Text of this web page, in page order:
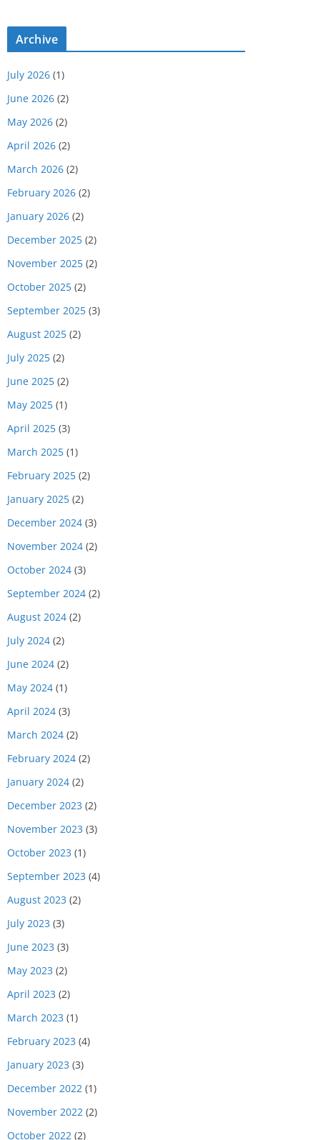
Archive
July 2026 (1)
June 2026 (2)
May 2026 (2)
April 2026 (2)
March 2026 (2)
February 2026 (2)
January 2026 (2)
December 2025 (2)
November 2025 (2)
October 2025 (2)
September 2025 (3)
August 2025 (2)
July 2025 (2)
June 2025 (2)
May 2025 (1)
April 2025 (3)
March 2025 (1)
February 2025 (2)
January 2025 (2)
December 2024 (3)
November 2024 (2)
October 2024 (3)
September 2024 (2)
August 2024 (2)
July 2024 (2)
June 2024 (2)
May 2024 (1)
April 2024 (3)
March 2024 (2)
February 2024 (2)
January 2024 (2)
December 2023 (2)
November 2023 (3)
October 2023 (1)
September 2023 (4)
August 2023 (2)
July 2023 (3)
June 2023 (3)
May 2023 (2)
April 2023 (2)
March 2023 (1)
February 2023 (4)
January 2023 (3)
December 2022 (1)
November 2022 (2)
October 2022 (2)